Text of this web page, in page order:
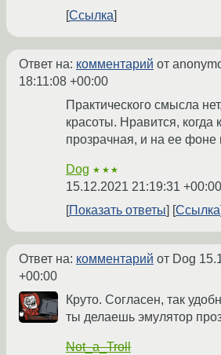
Ссылка
Ответ на: комментарий от
18:11:08 +00:00
Практического смысла
красоты. Нравится, когда
прозрачная, и на ее фоне
Dog ★★★
15.12.2021 21:19:31 +00:00
Показать ответы Ссылка
Ответ на: комментарий от Dog
+00:00
Круто. Согласен, так
ты делаешь эмулятор
Not_a_Troll